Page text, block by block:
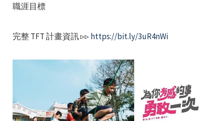
職涯目標
完整 TFT 計畫資訊 ▹▹https://bit.ly/3uR4nWi